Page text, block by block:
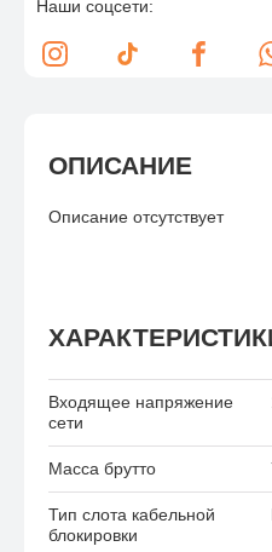
ОПИСАНИЕ
Описание отсутствует
Входящее напряжение
сети
Масса брутто
Тип слота кабельной
блокировки
Наши соцсети: